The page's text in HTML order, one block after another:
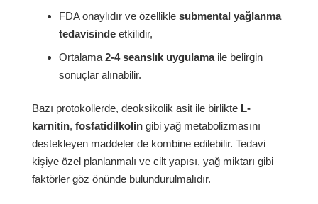
FDA onaylıdır ve özellikle submental yağlanma
tedavisindeetkilidir,
Ortalama 2-4 seanslık uygulamaile belirgin
sonuçlar alınabilir.
Bazı protokollerde, deoksikolik asit ile birlikte L-
karnitin, fosfatidilkolin gibi yağ metabolizmasını
destekleyen maddeler de kombine edilebilir. Tedavi
kişiye özel planlanmalı ve cilt yapısı, yağ miktarı gibi
faktörler göz önünde bulundurulmalıdır.